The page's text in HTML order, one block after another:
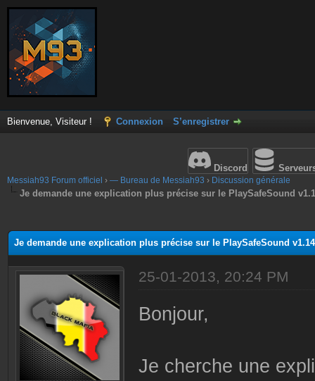
Bienvenue, Visiteur ! Connexion S’enregistrer
Discord
Messiah93 Forum officiel › — Bureau de Messiah93 › Discussion générale
Je demande une explication plus précise sur le PlaySafeSound
Je demande une explication plus précise sur le PlaySafeSound v1.14
25-01-2013, 20:24 PM
Bonjour,
Je cherche une